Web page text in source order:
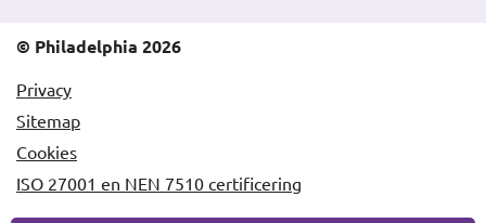
© Philadelphia 2026
Privacy
Sitemap
Cookies
ISO 27001 en NEN 7510 certificering